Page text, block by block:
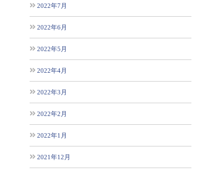
2022年7月
2022年6月
2022年5月
2022年4月
2022年3月
2022年2月
2022年1月
2021年12月